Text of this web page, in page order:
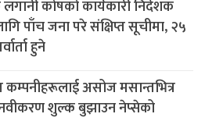
कोषको कार्यकारी निर्देशक
पाँच जना परे संक्षिप्त सूचीमा, २५
हुने
असोज मसान्तभित्र
नवीकरण शुल्क बुझाउन नेप्सेको